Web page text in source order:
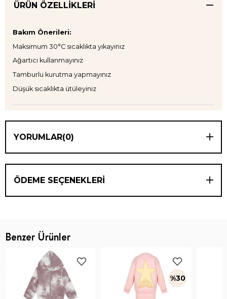
ÜRÜN ÖZELLIKLERI
Bakım Önerileri:
Maksimum 30°C sıcaklıkta yıkayınız
Ağartıcı kullanmayınız
Tamburlu kurutma yapmayınız
Düşük sıcaklıkta ütüleyiniz
YORUMLAR(0)
ÖDEME SEÇENEKLERI
Benzer Ürünler
%30